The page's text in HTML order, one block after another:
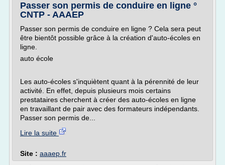
Passer son permis de conduire en ligne °
CNTP - AAAEP
Passer son permis de conduire en ligne ? Cela sera peut
être bientôt possible grâce à la création d'auto-écoles en
ligne.
auto école
Les auto-écoles s'inquiètent quant à la pérennité de leur
activité. En effet, depuis plusieurs mois certains
prestataires cherchent à créer des auto-écoles en ligne
en travaillant de pair avec des formateurs indépendants.
Passer son permis de...
Lire la suite
Site : aaaep.fr